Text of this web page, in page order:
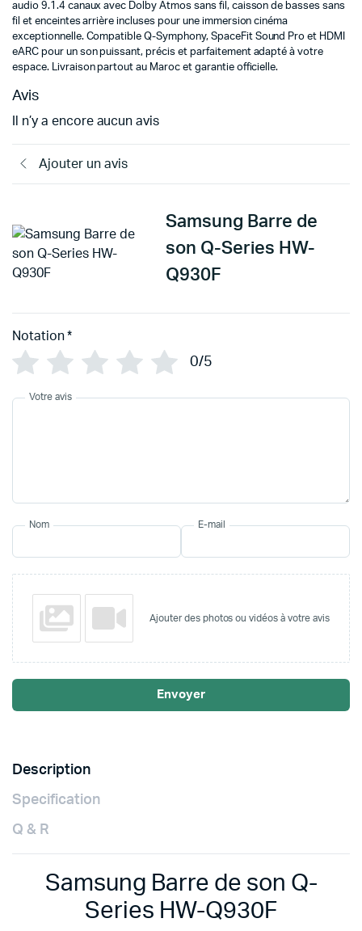
audio 9.1.4 canaux avec Dolby Atmos sans fil, caisson de basses sans
fil et enceintes arrière incluses pour une immersion cinéma
exceptionnelle. Compatible Q-Symphony, SpaceFit Sound Pro et HDMI
eARC pour un son puissant, précis et parfaitement adapté à votre
espace. Livraison partout au Maroc et garantie officielle.
Avis
Il n’y a encore aucun avis
Ajouter un avis
Samsung Barre de
son Q-Series HW-
Q930F
Notation *
0/5
Votre avis
Nom E-mail
Ajouter des photos ou vidéos à votre avis
Envoyer
Description
Specification
Q & R
Samsung Barre de son Q-
Series HW-Q930F